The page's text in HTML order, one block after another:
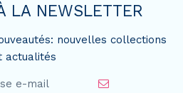
LA NEWSLETTER
nouvelles collections
actualités